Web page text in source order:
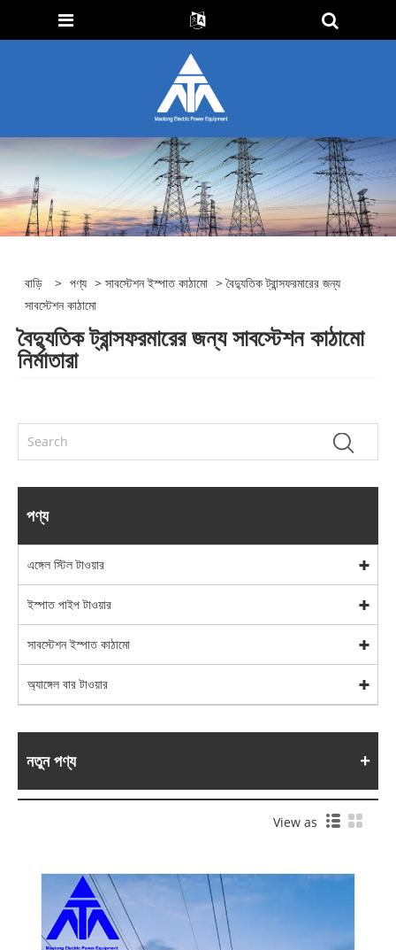
বাড়ি > পণ্য >সাবস্টেশন ইস্পাত কাঠামো > বৈদ্যুতিক ট্রান্সফরমারের জন্য
সাবস্টেশন কাঠামো
বৈদ্যুতিক ট্রান্সফরমারের জন্য সাবস্টেশন কাঠামো
নির্মাতারা
পণ্য
এঙ্গেল স্টিল টাওয়ার
ইস্পাত পাইপ টাওয়ার
সাবস্টেশন ইস্পাত কাঠামো
অ্যাঙ্গেল বার টাওয়ার
নতুন পণ্য
View as